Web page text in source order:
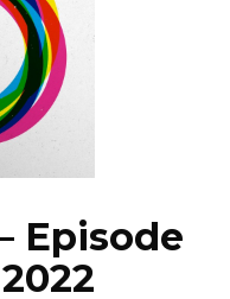
Episode